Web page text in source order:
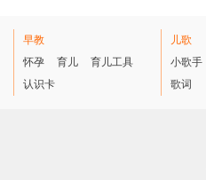
早教
怀孕
育儿
育儿工具
认识卡
儿歌
小歌手
歌词